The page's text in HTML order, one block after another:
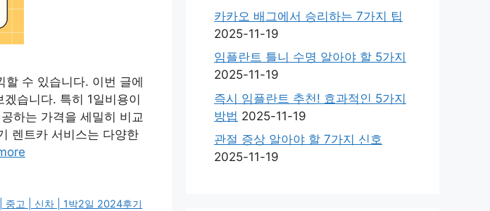
수 있습니다. 이번 글에
습니다. 특히 1일비용이
하는 가격을 세밀히 비교
렌트카 서비스는 다양한
중고 | 신차 | 1박2일 2024후기
카카오 배그에서 승리하는 7가지 팁
2025-11-19
임플란트 틀니 수명 알아야 할 5가지
2025-11-19
즉시 임플란트 추천! 효과적인 5가지
방법 2025-11-19
관절 증상 알아야 할 7가지 신호
2025-11-19